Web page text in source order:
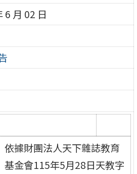
6 月 02 日
依據財團法人天下雜誌教育
基金會115年5月28日天教字